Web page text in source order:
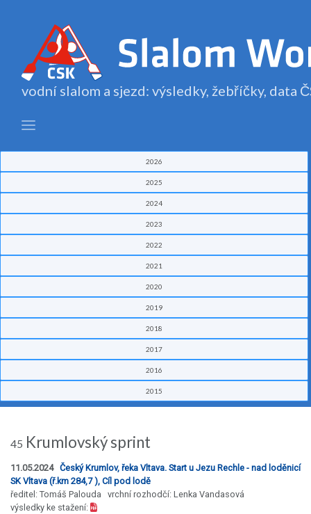
vodní slalom a sjezd: výsledky, žebříčky, data
2026
2025
2024
2023
2022
2021
2020
2019
2018
2017
2016
2015
45 Krumlovský sprint
11.05.2024 Český Krumlov, řeka Vltava. Start u Jezu Rechle - nad loděnicí
SK Vltava (ř.km 284,7 ), Cíl pod lodě
ředitel: Tomáš Palouda vrchní rozhodčí: Lenka Vandasová
výsledky ke stažení: